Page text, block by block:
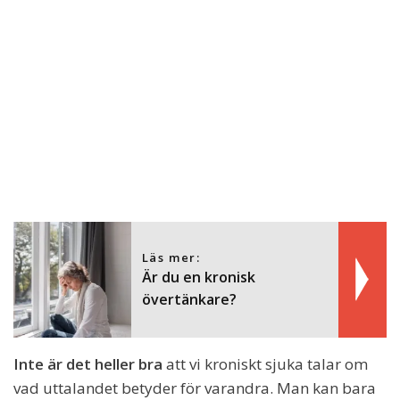
Läs mer:
Är du en kronisk
övertänkare?
Inte är det heller bra att vi kroniskt sjuka talar om
vad uttalandet betyder för varandra. Man kan bara